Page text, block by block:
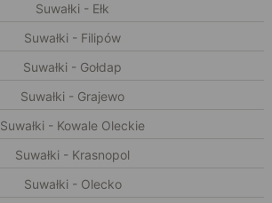
Suwałki - Ełk
Suwałki - Filipów
Suwałki - Gołdap
Suwałki - Grajewo
Suwałki - Kowale Oleckie
Suwałki - Krasnopol
Suwałki - Olecko